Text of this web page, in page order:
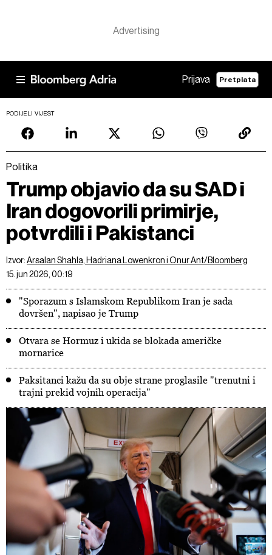
Prijava Pretplata
PODIJELI VIJEST
Politika
Trump objavio da su SAD i
Iran dogovorili primirje,
potvrdili i Pakistanci
Izvor:Arsalan Shahla, Hadriana Lowenkron i Onur Ant/Bloomberg
15. jun 2026, 00:19
"Sporazum s Islamskom Republikom Iran je sada
dovršen", napisao je Trump
Otvara se Hormuz i ukida se blokada američke
mornarice
Paksitanci kažu da su obje strane proglasile "trenutni i
trajni prekid vojnih operacija"